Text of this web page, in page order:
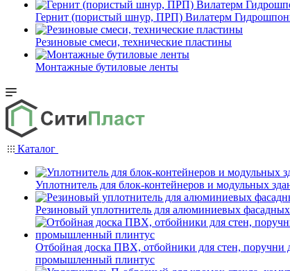
Гернит (пористый шнур, ПРП) Вилатерм
Резиновые смеси, технические пластины
Монтажные бутиловые ленты
Каталог
Уплотнитель для блок-контейнеров и модульных
Резиновый уплотнитель для алюминиевых
Отбойная доска ПВХ, отбойники для стен,
промышленный плинтус